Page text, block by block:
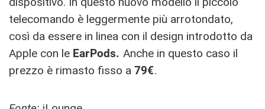
telecomando è leggermente più arrotondato,
così da essere in linea con il design introdotto da
Apple con le EarPods. Anche in questo caso il
prezzo è rimasto fisso a 79€.